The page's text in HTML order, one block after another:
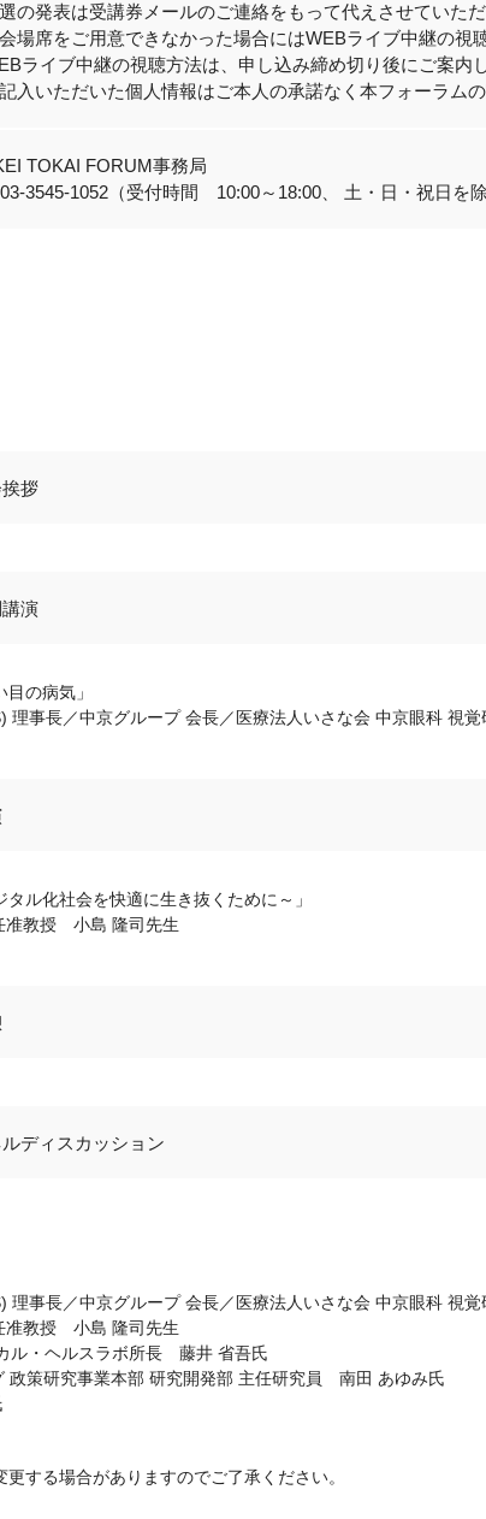
選の発表は受講券メールのご連絡をもって代えさせていた
場席をご用意できなかった場合にはWEBライブ中継の視
ライブ中継の視聴方法は、申し込み締め切り後にご案内
記入いただいた個人情報はご本人の承諾なく本フォーラム
TOKAI FORUM事務局
3545-1052（受付時間 10:00～18:00、 土・日・祝日を除
拶
演
の病気」
理事長／中京グループ 会長／医療法人いさな会 中京眼科 視
ル化社会を快適に生き抜くために～」
准教授 小島 隆司先生
ディスカッション
理事長／中京グループ 会長／医療法人いさな会 中京眼科 視
准教授 小島 隆司先生
ル・ヘルスラボ所長 藤井 省吾氏
政策研究事業本部 研究開発部 主任研究員 南田 あゆみ氏
する場合がありますのでご了承ください。